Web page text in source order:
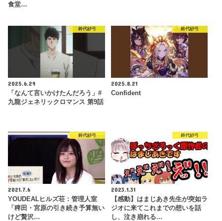
食堂…
鈴代紗弓
2025.6.29
「なんて言いかけたんだろう」#
九龍ジェネリックロマンス 第9話
鈴代紗弓
2025.8.21
Confident
鈴代紗弓
2021.7.6
YOUDEALヒルズ荘：管理人室
「稗田・宮原の引き続き予算無い
けど贅沢…
鈴代紗弓
2023.1.31
【感動】はまじあき先生が突如ラ
ジオに来てこれまでの想いを話
し、泣き崩れる…